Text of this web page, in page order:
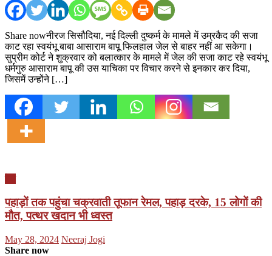
Share nowनीरज सिसौदिया, नई दिल्ली दुष्कर्म के मामले में उम्रकैद की सजा
काट रहा स्वयंभू बाबा आसाराम बापू फिलहाल जेल से बाहर नहीं आ सकेगा।
सुप्रीम कोर्ट ने शुक्रवार को बलात्कार के मामले में जेल की सजा काट रहे स्वयंभू
धर्मगुरु आसाराम बापू की उस याचिका पर विचार करने से इनकार कर दिया,
जिसमें उन्होंने […]
पहाड़ों तक पहुंचा चक्रवाती तूफान रेमल, पहाड़ दरके, 15 लोगों की
मौत, पत्थर खदान भी ध्वस्त
Posted
on
May 28, 2024 Author
Neeraj Jogi
Share now